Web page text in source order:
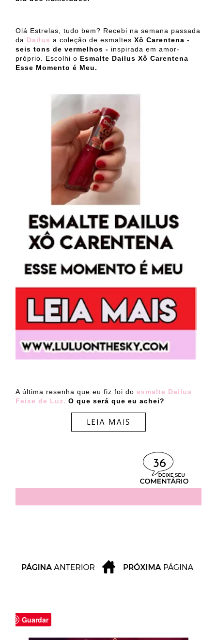
Olá Estrelas, tudo bem? Recebi na semana passada
da Dailus a coleção de esmaltes Xô Carentena -
seis tons de vermelhos - inspirada em amor-
próprio. Escolhi o Esmalte Dailus Xô Carentena
Esse Momento é Meu.
A última resenha que eu fiz foi do esmalte Dailus
Feixe de Luz. O que será que eu achei?
36
Guardar